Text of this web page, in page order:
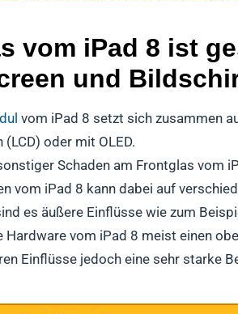
vom iPad 8 ist
und
vom iPad 8 setzt sich zusammen
oder mit OLED.
Schaden am Frontglas vom
vom iPad 8 kann dabei auf
es äußere Einflüsse wie zum
Hardware vom iPad 8 meist einen
Einflüsse jedoch eine sehr starke